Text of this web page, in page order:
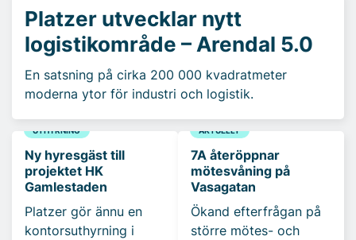
Platzer utvecklar nytt
logistikområde – Arendal 5.0
En satsning på cirka 200 000 kvadratmeter
moderna ytor för industri och logistik.
UTHYRNING
Ny hyresgäst till
projektet HK
Gamlestaden
Platzer gör ännu en
kontorsuthyrning i
AKTUELLT
7A återöppnar
mötesvåning på
Vasagatan
Ökand efterfrågan på
större mötes- och